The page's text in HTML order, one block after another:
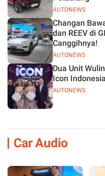
AUTONEWS
AUTONEWS
Changan
dan REEV di
Canggihnya!
AUTONEWS
Dua Unit
Icon
Car Audio